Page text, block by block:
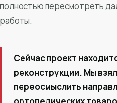
полностью пересмотреть
работы.
Сейчас проект
реконструкции. Мы
переосмыслить